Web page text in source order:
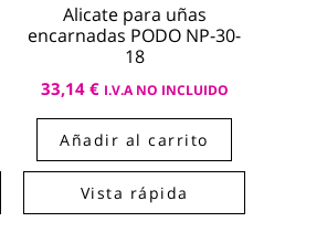
Alicate para uñas
encarnadas PODO NP-30-
18
33,14 € I.V.A NO INCLUIDO
Añadir al carrito
Vista rápida